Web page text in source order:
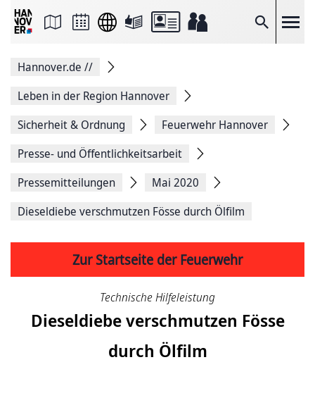
Suche
Seite
Facebook
teilen
Seitenlink
Seite
Hannover.de //
Leben in der Region Hannover
Sicherheit & Ordnung
Feuerwehr Hannover
Presse- und Öffentlichkeitsarbeit
Pressemitteilungen
Mai 2020
Dieseldiebe verschmutzen Fösse durch Ölfilm
Zur Startseite der Feuerwehr
Technische Hilfeleistung
Dieseldiebe verschmutzen Fösse
durch Ölfilm